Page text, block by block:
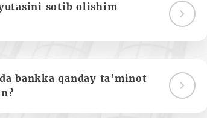
sotib olishim
bankka qanday ta'minot